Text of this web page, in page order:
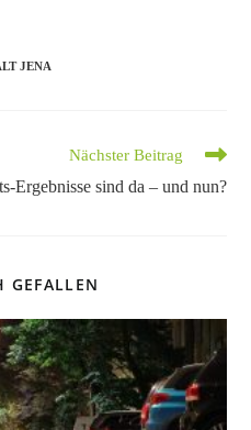
JENA
Nächster Beitrag
Ergebnisse sind da – und nun?
GEFALLEN